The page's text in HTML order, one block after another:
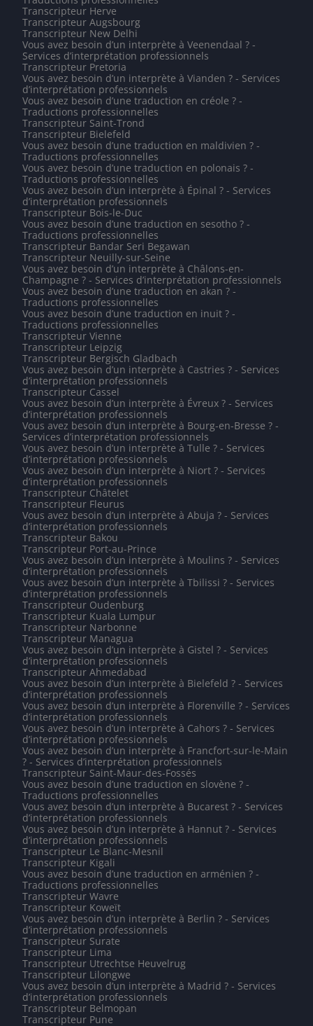
Transcripteur Herve
Transcripteur Augsbourg
Transcripteur New Delhi
Vous avez besoin d’un interprète à Veenendaal ? -
Services d’interprétation professionnels
Transcripteur Pretoria
Vous avez besoin d’un interprète à Vianden ? - Services
d’interprétation professionnels
Vous avez besoin d’une traduction en créole ? -
Traductions professionnelles
Transcripteur Saint-Trond
Transcripteur Bielefeld
Vous avez besoin d’une traduction en maldivien ? -
Traductions professionnelles
Vous avez besoin d’une traduction en polonais ? -
Traductions professionnelles
Vous avez besoin d’un interprète à Épinal ? - Services
d’interprétation professionnels
Transcripteur Bois-le-Duc
Vous avez besoin d’une traduction en sesotho ? -
Traductions professionnelles
Transcripteur Bandar Seri Begawan
Transcripteur Neuilly-sur-Seine
Vous avez besoin d’un interprète à Châlons-en-
Champagne ? - Services d’interprétation professionnels
Vous avez besoin d’une traduction en akan ? -
Traductions professionnelles
Vous avez besoin d’une traduction en inuit ? -
Traductions professionnelles
Transcripteur Vienne
Transcripteur Leipzig
Transcripteur Bergisch Gladbach
Vous avez besoin d’un interprète à Castries ? - Services
d’interprétation professionnels
Transcripteur Cassel
Vous avez besoin d’un interprète à Évreux ? - Services
d’interprétation professionnels
Vous avez besoin d’un interprète à Bourg-en-Bresse ? -
Services d’interprétation professionnels
Vous avez besoin d’un interprète à Tulle ? - Services
d’interprétation professionnels
Vous avez besoin d’un interprète à Niort ? - Services
d’interprétation professionnels
Transcripteur Châtelet
Transcripteur Fleurus
Vous avez besoin d’un interprète à Abuja ? - Services
d’interprétation professionnels
Transcripteur Bakou
Transcripteur Port-au-Prince
Vous avez besoin d’un interprète à Moulins ? - Services
d’interprétation professionnels
Vous avez besoin d’un interprète à Tbilissi ? - Services
d’interprétation professionnels
Transcripteur Oudenburg
Transcripteur Kuala Lumpur
Transcripteur Narbonne
Transcripteur Managua
Vous avez besoin d’un interprète à Gistel ? - Services
d’interprétation professionnels
Transcripteur Ahmedabad
Vous avez besoin d’un interprète à Bielefeld ? - Services
d’interprétation professionnels
Vous avez besoin d’un interprète à Florenville ? - Services
d’interprétation professionnels
Vous avez besoin d’un interprète à Cahors ? - Services
d’interprétation professionnels
Vous avez besoin d’un interprète à Francfort-sur-le-Main
? - Services d’interprétation professionnels
Transcripteur Saint-Maur-des-Fossés
Vous avez besoin d’une traduction en slovène ? -
Traductions professionnelles
Vous avez besoin d’un interprète à Bucarest ? - Services
d’interprétation professionnels
Vous avez besoin d’un interprète à Hannut ? - Services
d’interprétation professionnels
Transcripteur Le Blanc-Mesnil
Transcripteur Kigali
Vous avez besoin d’une traduction en arménien ? -
Traductions professionnelles
Transcripteur Wavre
Transcripteur Koweït
Vous avez besoin d’un interprète à Berlin ? - Services
d’interprétation professionnels
Transcripteur Surate
Transcripteur Lima
Transcripteur Utrechtse Heuvelrug
Transcripteur Lilongwe
Vous avez besoin d’un interprète à Madrid ? - Services
d’interprétation professionnels
Transcripteur Belmopan
Transcripteur Pune